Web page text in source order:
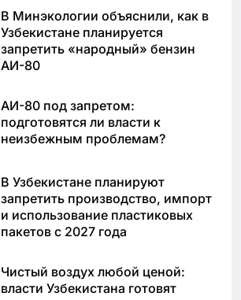
В Минэкологии объяснили, как в
Узбекистане планируется
запретить «народный» бензин
АИ-80
АИ-80 под запретом:
подготовятся ли власти к
неизбежным проблемам?
В Узбекистане планируют
запретить производство, импорт
и использование пластиковых
пакетов с 2027 года
Чистый воздух любой ценой:
власти Узбекистана готовят